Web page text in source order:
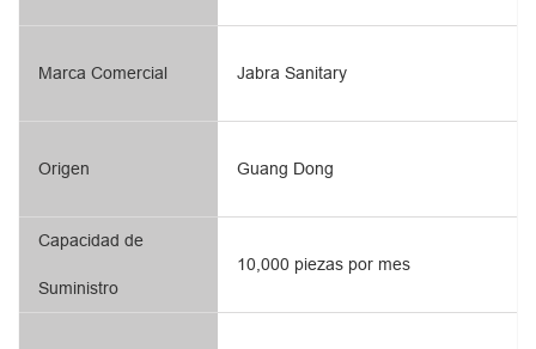
Marca Comercial
Origen
Capacidad de
Suministro
Jabra Sanitary
Guang Dong
10,000 piezas por mes